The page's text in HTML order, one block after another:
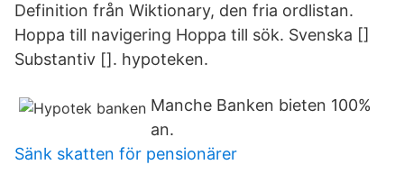
Definition från Wiktionary, den fria ordlistan.
Hoppa till navigering Hoppa till sök. Svenska []
Substantiv []. hypoteken.
Manche Banken bieten 100%
an.
Sänk skatten för pensionärer